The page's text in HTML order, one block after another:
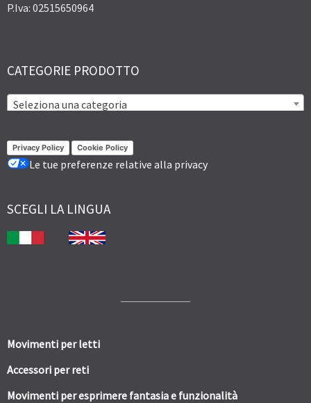
P.Iva: 02515650964
CATEGORIE PRODOTTO
Seleziona una categoria
Privacy Policy Cookie Policy
Le tue preferenze relative alla privacy
SCEGLI LA LINGUA
Movimenti per letti
Accessori per reti
Movimenti per esprimere fantasia e funzionalità